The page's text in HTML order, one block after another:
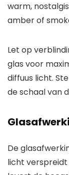
warm,
amber of
Let op
glas voor
diffuus licht.
de schaal van
De
licht verspreidt